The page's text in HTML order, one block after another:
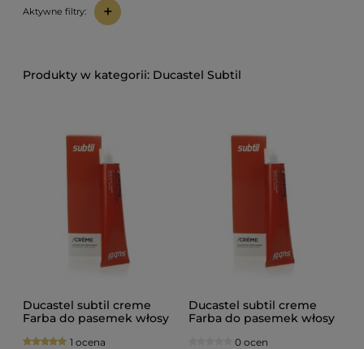
Aktywne filtry: +
Ducastel Subtil
Ducastel subtil creme
Farba do pasemek włosy
1 ocena
Ducastel subtil creme
Farba do pasemek włosy
0 ocen